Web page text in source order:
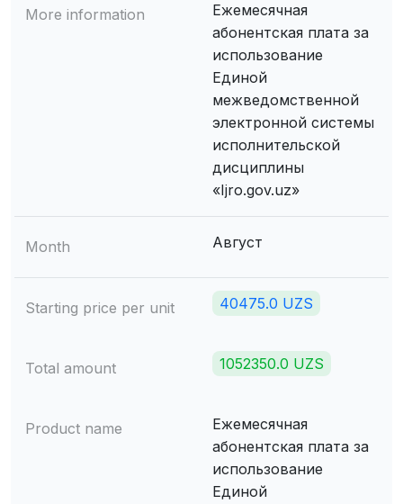
More information
Ежемесячная
абонентская плата за
использование
Единой
межведомственной
электронной системы
исполнительской
дисциплины
«Ijro.gov.uz»
Month Август
Starting price per unit 40475.0 UZS
Total amount 1052350.0 UZS
Product name
Ежемесячная
абонентская плата за
использование
Единой